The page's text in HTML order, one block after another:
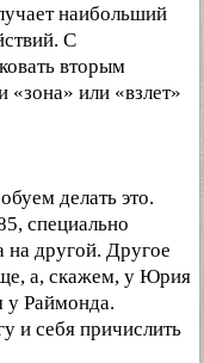
наибольший
С
вторым
или «взлет»
делать это.
специально
на другой. Другое
а, скажем, у Юрия
у Раймонда.
и себя причислить